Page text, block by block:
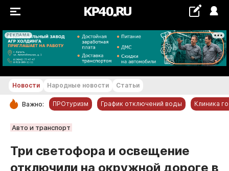
РЕКЛАМА
+25...+26 °С
РУБРИКИ
Новости компаний
Новости Народные новости Статьи
Важно: ПРОтуризм График отключений воды Клиника
Авто и транспорт
Три светофора и освещение
отключили на окружной дороге в